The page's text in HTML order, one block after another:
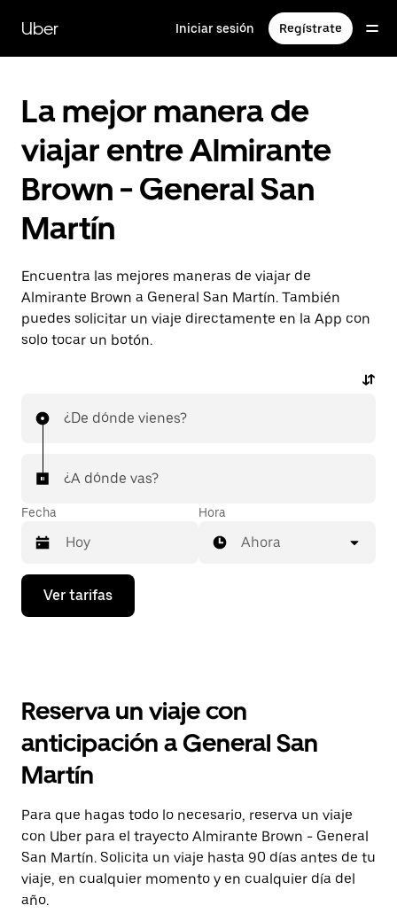
contenido
principal
Uber Iniciar sesión Regístrate
La mejor manera de
viajar entre Almirante
Brown - General San
Martín
Encuentra las mejores maneras de viajar de
Almirante Brown a General San Martín. También
puedes solicitar un viaje directamente en la App con
solo tocar un botón.
¿De dónde vienes?
¿A dónde vas?
Fecha
Presiona
flecha
el
y
selecciona
una
Presiona
la
tecla Esc
para
cerrar
el
calendario.
Hora
Ahora
Ver tarifas
Reserva un viaje con
anticipación a General San
Martín
Para que hagas todo lo necesario, reserva un viaje
con Uber para el trayecto Almirante Brown - General
San Martín. Solicita un viaje hasta 90 días antes de tu
viaje, en cualquier momento y en cualquier día del
año.